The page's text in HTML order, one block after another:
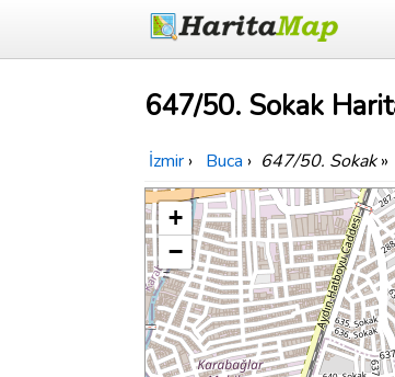
647/50. Sokak
İzmir › Buca › 647/50. Sokak»
+
−